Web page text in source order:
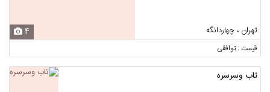
تهران ، چهاردانگه 4
قیمت : توافقی
تاب وسرسره